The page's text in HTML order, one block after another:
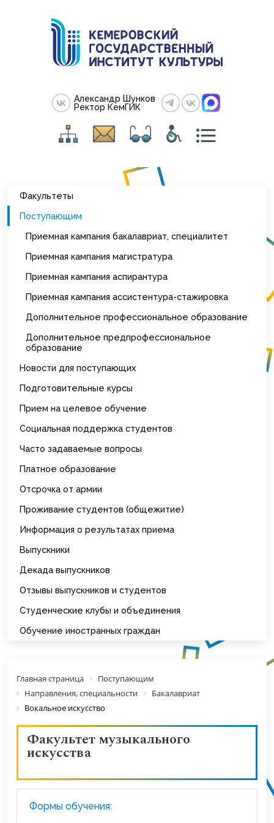
Александр Шунков
Ректор КемГИК
Факультеты
Поступающим
Приемная кампания бакалавриат, специалитет
Приемная кампания магистратура
Приемная кампания аспирантура
Приемная кампания ассистентура-стажировка
Дополнительное профессиональное образование
Дополнительное предпрофессиональное
образование
Новости для поступающих
Подготовительные курсы
Прием на целевое обучение
Социальная поддержка студентов
Часто задаваемые вопросы
Платное образование
Отсрочка от армии
Проживание студентов (общежитие)
Информация о результатах приема
Выпускники
Декада выпускников
Отзывы выпускников и студентов
Студенческие клубы и объединения
Обучение иностранных граждан
Главная страница
Поступающим
Направления, специальности
Бакалавриат
Вокальное искусство
Факультет музыкального
искусства
Формы обучения: